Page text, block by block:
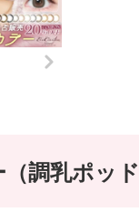
調乳ポッ